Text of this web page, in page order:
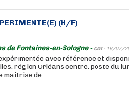
(H/F)
de Fontaines-en-Sologne - CDI - 16/07/
avec référence et
région Orléans centre. poste du
maitrise de...